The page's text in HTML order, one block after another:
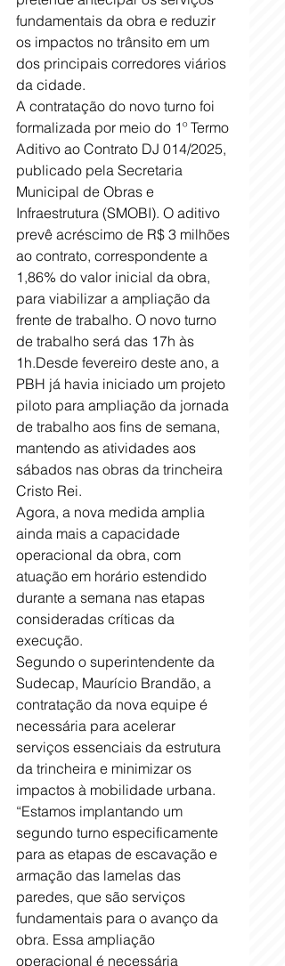
fundamentais da obra e reduzir
os impactos no trânsito em um
dos principais corredores viários
da cidade.
A contratação do novo turno foi
formalizada por meio do 1º Termo
Aditivo ao Contrato DJ 014/2025,
publicado pela Secretaria
Municipal de Obras e
Infraestrutura (SMOBI). O aditivo
prevê acréscimo de R$ 3 milhões
ao contrato, correspondente a
1,86% do valor inicial da obra,
para viabilizar a ampliação da
frente de trabalho. O novo turno
de trabalho será das 17h às
1h.Desde fevereiro deste ano, a
PBH já havia iniciado um projeto
piloto para ampliação da jornada
de trabalho aos fins de semana,
mantendo as atividades aos
sábados nas obras da trincheira
Cristo Rei.
Agora, a nova medida amplia
ainda mais a capacidade
operacional da obra, com
atuação em horário estendido
durante a semana nas etapas
consideradas críticas da
execução.
Segundo o superintendente da
Sudecap, Maurício Brandão, a
contratação da nova equipe é
necessária para acelerar
serviços essenciais da estrutura
da trincheira e minimizar os
impactos à mobilidade urbana.
“Estamos implantando um
segundo turno especificamente
para as etapas de escavação e
armação das lamelas das
paredes, que são serviços
fundamentais para o avanço da
obra. Essa ampliação
operacional é necessária